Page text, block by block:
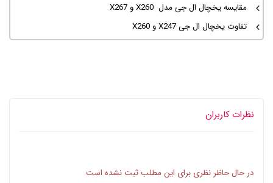
مقایسه یخچال ال جی مدل X260 و X267
تفاوت یخچال ال جی X247 و X260
نظرات کاربران
در حال حاظر نظری برای این مطلب ثبت نشده است